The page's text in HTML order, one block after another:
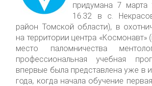
придумана 7 марта
16.32 в с.
район Томской области), в
на территории центра
место паломничества
профессиональная учебная
впервые была представлена уже в
года, когда начала обучение